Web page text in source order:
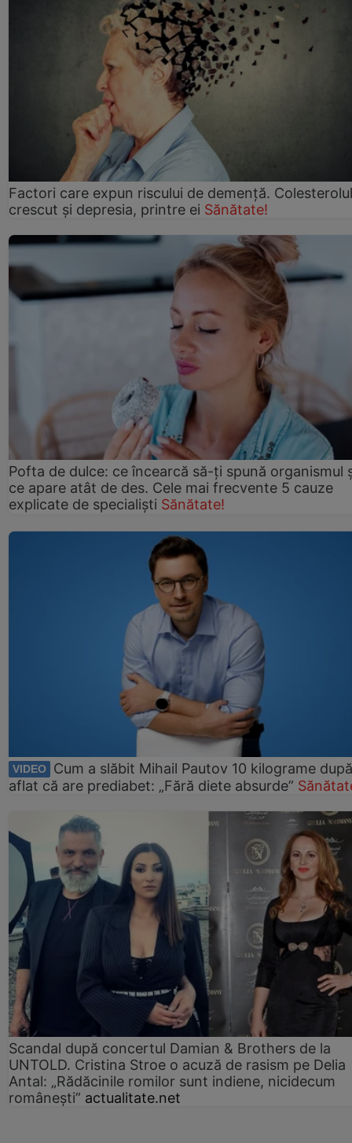
Factori care expun riscului de demență. Colesterolul
crescut şi depresia, printre ei Sănătate!
Pofta de dulce: ce încearcă să-ți spună organismul
ce apare atât de des. Cele mai frecvente 5 cauze
explicate de specialiști Sănătate!
VIDEO
Cum a slăbit Mihail Pautov 10 kilograme
aflat că are prediabet: „Fără diete absurde”
Scandal după concertul Damian & Brothers de la
UNTOLD. Cristina Stroe o acuză de rasism pe Delia
Antal: „Rădăcinile romilor sunt indiene, nicidecum
românești” actualitate.net